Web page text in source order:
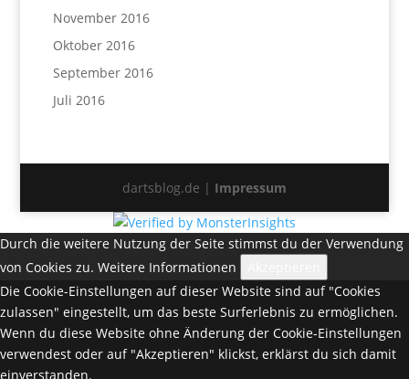
November 2016
Oktober 2016
September 2016
Juli 2016
dartsblog.de | Impressum
Durch die weitere Nutzung der Seite stimmst du der Verwendung
von Cookies zu. Weitere Informationen
Die Cookie-Einstellungen auf dieser Website sind auf "Cookies
zulassen" eingestellt, um das beste Surferlebnis zu ermöglichen.
Wenn du diese Website ohne Änderung der Cookie-Einstellungen
verwendest oder auf "Akzeptieren" klickst, erklärst du sich damit
einverstanden.